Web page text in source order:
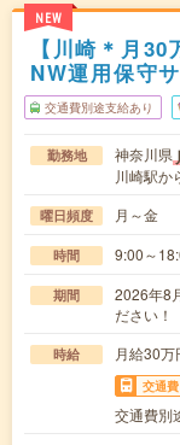
NEW
【川崎＊月
NW運用保守
交通費別途支給あり
勤務地 神奈川県
川崎駅か
曜日頻度 月～金
時間 9:00～
期間
2026年8
ださい！
時給 月給30
交通費
交通費別